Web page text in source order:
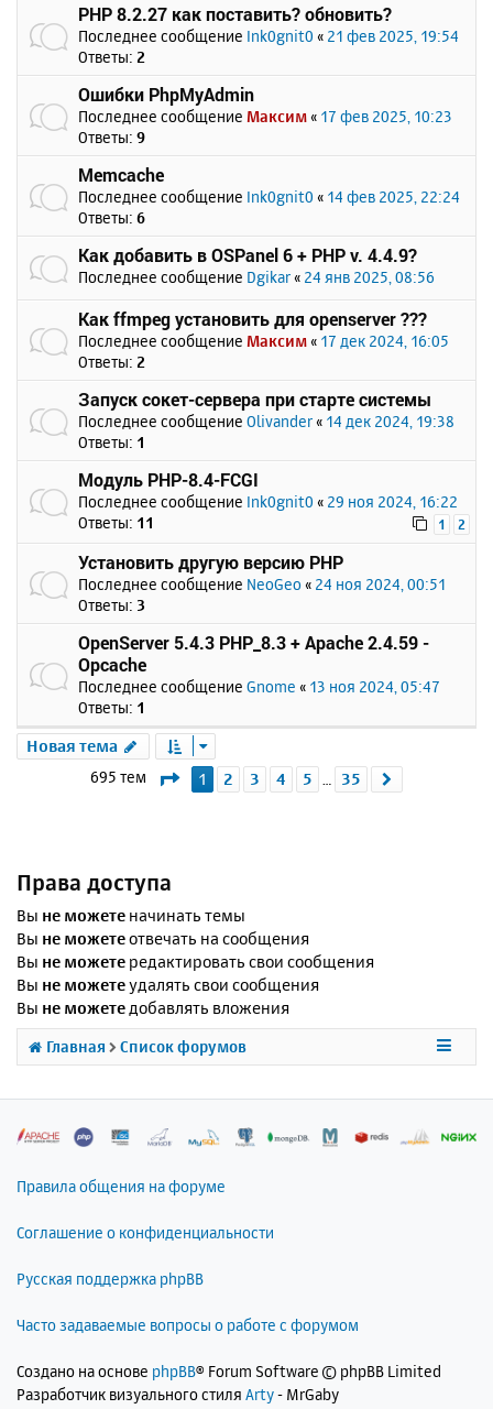
PHP 8.2.27 как поставить? обновить?
Последнее сообщение Ink0gnit0 « 21 фев 2025, 19:54
Ответы: 2
Ошибки PhpMyAdmin
Последнее сообщение Максим « 17 фев 2025, 10:23
Ответы: 9
Memcache
Последнее сообщение Ink0gnit0 « 14 фев 2025, 22:24
Ответы: 6
Как добавить в OSPanel 6 + PHP v. 4.4.9?
Последнее сообщение Dgikar « 24 янв 2025, 08:56
Как ffmpeg установить для openserver ???
Последнее сообщение Максим « 17 дек 2024, 16:05
Ответы: 2
Запуск сокет-сервера при старте системы
Последнее сообщение Olivander « 14 дек 2024, 19:38
Ответы: 1
Модуль PHP-8.4-FCGI
Последнее сообщение Ink0gnit0 « 29 ноя 2024, 16:22
Ответы: 11 1 2
Установить другую версию PHP
Последнее сообщение NeoGeo « 24 ноя 2024, 00:51
Ответы: 3
OpenServer 5.4.3 PHP_8.3 + Apache 2.4.59 -
Opcache
Последнее сообщение Gnome « 13 ноя 2024, 05:47
Ответы: 1
Новая тема
695 тем Страница1 из 35
1 2 3 4 5 35
Права доступа
Вы не можете начинать темы
Вы не можетеотвечать на сообщения
Вы не можете редактировать свои сообщения
Вы не можетеудалять свои сообщения
Вы не можетедобавлять вложения
Главная Список форумов
Правила общения на форуме
Соглашение о конфиденциальности
Русская поддержка phpBB
Часто задаваемые вопросы о работе с форумом
Создано на основе phpBB® Forum Software © phpBB Limited
Разработчик визуального стиля Arty- MrGaby